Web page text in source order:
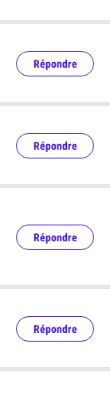
Répondre
Répondre
Répondre
Répondre